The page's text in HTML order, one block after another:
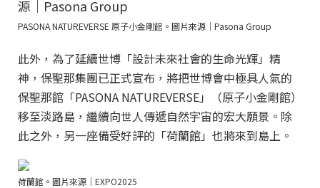
PASONA NATUREVERSE 原子小金剛館。圖片來源｜Pasona Group
此外，為了延續世博「設計未來社會的生命光輝」精
神，保聖那集團已正式宣布，將把世博會中極具人氣的
保聖那館「PASONA NATUREVERSE」（原子小金剛館）
移至淡路島，繼續向世人傳遞自然宇宙的宏大願景。除
此之外，另一座備受好評的「荷蘭館」也將來到島上。
荷蘭館。圖片來源｜EXPO2025